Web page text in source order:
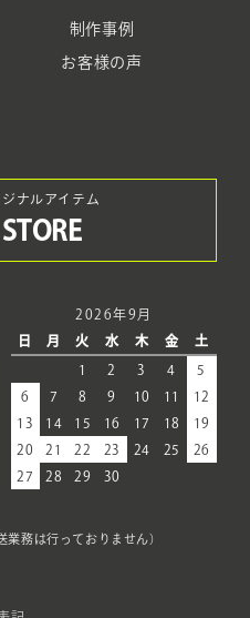
制作事例
お客様の声
ナルアイテム
2026年9月
日
月 火 水 木 金 土
1 2 3 4
5
6
7 8 9 10 11
12
13
14 15 16 17 18
19
20
21 22 23 24 25
26
27
28 29 30
務は行っておりません）